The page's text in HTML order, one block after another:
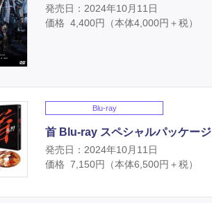
発売日：2024年10月11日
価格 4,400円（本体4,000円＋税）
Blu-ray
首 Blu-ray スペシャルパッケージ
発売日：2024年10月11日
価格 7,150円（本体6,500円＋税）